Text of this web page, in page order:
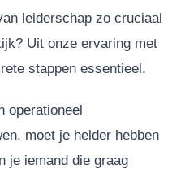
leiderschap zo cruciaal
Uit onze ervaring met
stappen essentieel.
operationeel
moet je helder hebben
je iemand die graag